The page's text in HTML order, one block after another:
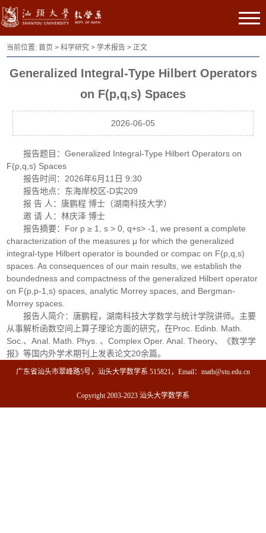
当前位置:首页 >科学研究 >学术报告 > 正文
Generalized Integral-Type Hilbert Operators
on F(p,q,s) Spaces
2026-06-05
报告题目：Generalized Integral-Type Hilbert Operators on
F(p,q,s) Spaces
报告时间：2026年6月11日 9:30
报告地点：东海岸校区-D实209
报 告 人：唐鹏程 博士（湖南科技大学）
邀 请 人：林庆泽 博士
报告摘要：For p ≥ 1, s > 0, q+s> -1, we present a complete
characterization of the measures μ for which the generalized
integral-type Hilbert operator is bounded or compac on F(p,q,s)
spaces. As consequences of our main results, we establish the
boundedness and compactness of the generalized Hilbert operator
on F(p,p-1,s) spaces, analytic Morrey spaces, and Bergman-
Morrey spaces.
报告人简介：唐鹏程，湖南科技大学数学与统计学院讲师。主要
从事解析函数空间上算子理论方面的研究，在Proc. Edinb. Math.
Soc.、Anal. Math. Phys. 、Complex Oper. Anal. Theory、《数学学
报》等国内外学术期刊上发表论文20余篇。
广东省汕头市翠峰路5号，汕头大学数学系 515821，Email：math@stu.edu.cn
Copyright 2003-2023 汕头大学数学系